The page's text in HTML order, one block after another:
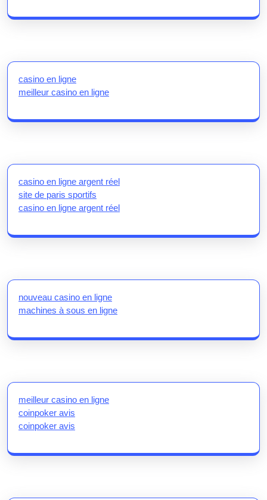
casino en ligne
meilleur casino en ligne
casino en ligne argent réel
site de paris sportifs
casino en ligne argent réel
nouveau casino en ligne
machines à sous en ligne
meilleur casino en ligne
coinpoker avis
coinpoker avis